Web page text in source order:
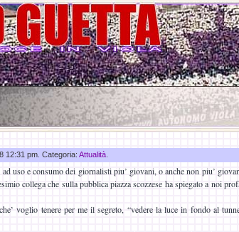
12:31 pm. Categoria: Attualità
uso e consumo dei giornalisti piu’ giovani, o anche non piu’
collega che sulla pubblica piazza scozzese ha spiegato a noi
voglio tenere per me il segreto, “vedere la luce in fondo al